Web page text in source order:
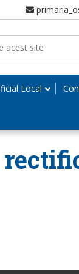
Local